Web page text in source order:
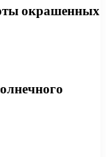
окрашенных